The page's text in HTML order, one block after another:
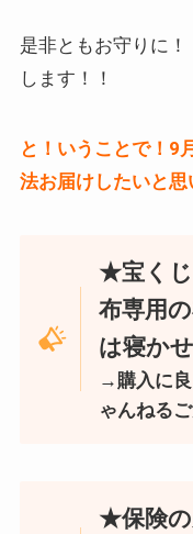
是非ともお守りに
します！！
と！いうことで！9
法お届けしたいと思
★宝くじ
布専用
は寝か
→購入に
ゃんねる
★保険の